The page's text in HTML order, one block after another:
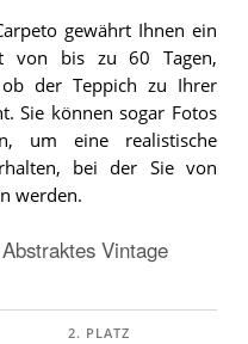
gewährt Ihnen ein
von bis zu 60 Tagen,
der Teppich zu Ihrer
Sie können sogar Fotos
um eine realistische
bei der Sie von
werden.
Vintage